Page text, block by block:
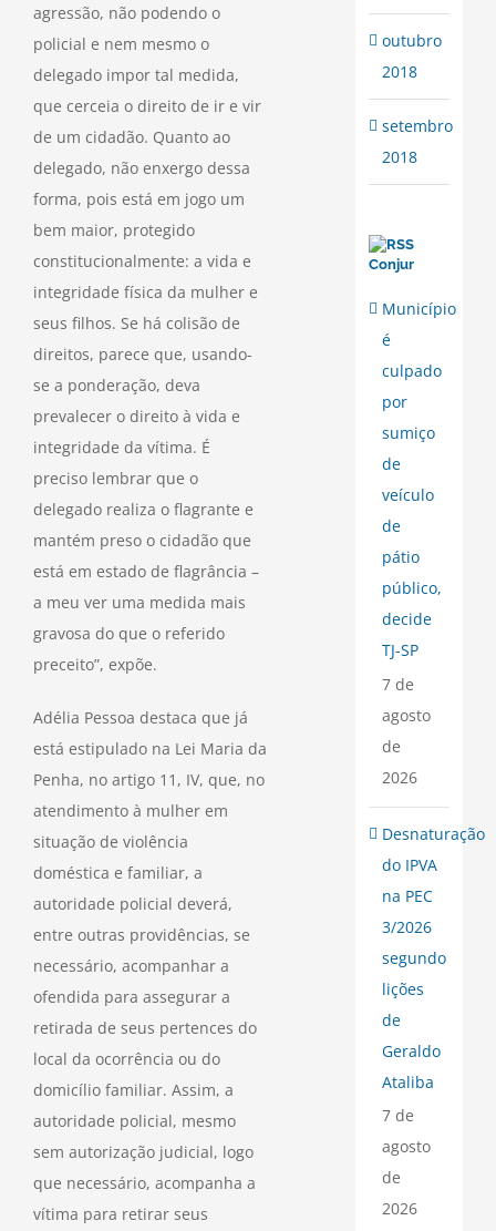
agressão, não podendo o
policial e nem mesmo o
delegado impor tal medida,
que cerceia o direito de ir e vir
de um cidadão. Quanto ao
delegado, não enxergo dessa
forma, pois está em jogo um
bem maior, protegido
constitucionalmente: a vida e
integridade física da mulher e
seus filhos. Se há colisão de
direitos, parece que, usando-
se a ponderação, deva
prevalecer o direito à vida e
integridade da vítima. É
preciso lembrar que o
delegado realiza o flagrante e
mantém preso o cidadão que
está em estado de flagrância –
a meu ver uma medida mais
gravosa do que o referido
preceito”, expõe.
Adélia Pessoa destaca que já
está estipulado na Lei Maria da
Penha, no artigo 11, IV, que, no
atendimento à mulher em
situação de violência
doméstica e familiar, a
autoridade policial deverá,
entre outras providências, se
necessário, acompanhar a
ofendida para assegurar a
retirada de seus pertences do
local da ocorrência ou do
domicílio familiar. Assim, a
autoridade policial, mesmo
sem autorização judicial, logo
que necessário, acompanha a
vítima para retirar seus
outubro
2018
setembro
2018
Conjur
Município
é
culpado
por
sumiço
de
veículo
de
pátio
público,
decide
TJ-SP
7 de
agosto
de
2026
Desnaturação
do IPVA
na PEC
3/2026
segundo
lições
de
Geraldo
Ataliba
7 de
agosto
de
2026